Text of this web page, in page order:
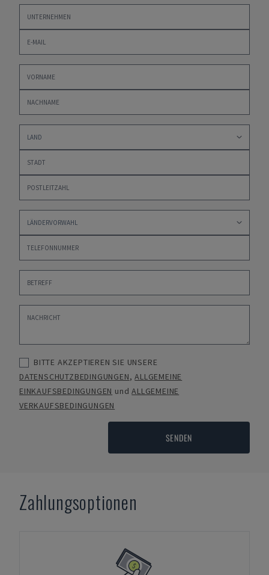
BITTE AKZEPTIEREN SIE UNSERE
DATENSCHUTZBEDINGUNGEN,ALLGEMEINE
EINKAUFSBEDINGUNGEN undALLGEMEINE
VERKAUFSBEDINGUNGEN
SENDEN
Zahlungsoptionen